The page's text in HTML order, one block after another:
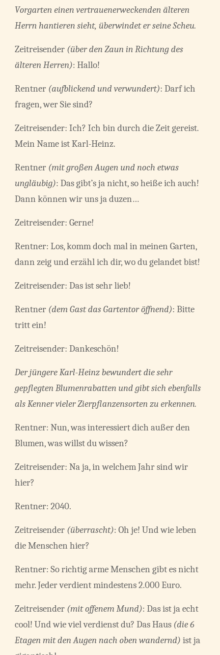
Vorgarten einen vertrauenerweckenden älteren
Herrn hantieren sieht, überwindet er seine Scheu.
Zeitreisender (über den Zaun in Richtung des
älteren Herren): Hallo!
Rentner (aufblickend und verwundert): Darf ich
fragen, wer Sie sind?
Zeitreisender: Ich? Ich bin durch die Zeit gereist.
Mein Name ist Karl-Heinz.
Rentner (mit großen Augen und noch etwas
ungläubig): Das gibt’s ja nicht, so heiße ich auch!
Dann können wir uns ja duzen…
Zeitreisender: Gerne!
Rentner: Los, komm doch mal in meinen Garten,
dann zeig und erzähl ich dir, wo du gelandet bist!
Zeitreisender: Das ist sehr lieb!
Rentner (dem Gast das Gartentor öffnend): Bitte
tritt ein!
Zeitreisender: Dankeschön!
Der jüngere Karl-Heinz bewundert die sehr
gepflegten Blumenrabatten und gibt sich ebenfalls
als Kenner vieler Zierpflanzensorten zu erkennen.
Rentner: Nun, was interessiert dich außer den
Blumen, was willst du wissen?
Zeitreisender: Na ja, in welchem Jahr sind wir
hier?
Rentner: 2040.
Zeitreisender (überrascht): Oh je! Und wie leben
die Menschen hier?
Rentner: So richtig arme Menschen gibt es nicht
mehr. Jeder verdient mindestens 2.000 Euro.
Zeitreisender (mit offenem Mund): Das ist ja echt
cool! Und wie viel verdienst du? Das Haus (die 6
Etagen mit den Augen nach oben wandernd) ist ja